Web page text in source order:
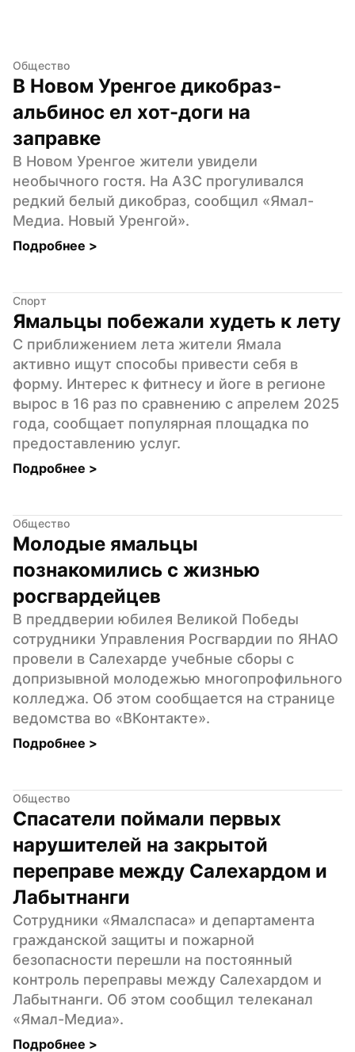
Общество
В Новом Уренгое дикобраз-
альбинос ел хот-доги на
заправке
В Новом Уренгое жители увидели
необычного гостя. На АЗС прогуливался
редкий белый дикобраз, сообщил «Ямал-
Медиа. Новый Уренгой».
Подробнее >
Спорт
Ямальцы побежали худеть к лету
С приближением лета жители Ямала
активно ищут способы привести себя в
форму. Интерес к фитнесу и йоге в регионе
вырос в 16 раз по сравнению с апрелем 2025
года, сообщает популярная площадка по
предоставлению услуг.
Подробнее >
Общество
Молодые ямальцы
познакомились с жизнью
росгвардейцев
В преддверии юбилея Великой Победы
сотрудники Управления Росгвардии по ЯНАО
провели в Салехарде учебные сборы с
допризывной молодежью многопрофильного
колледжа. Об этом сообщается на странице
ведомства во «ВКонтакте».
Подробнее >
Общество
Спасатели поймали первых
нарушителей на закрытой
переправе между Салехардом и
Лабытнанги
Сотрудники «Ямалспаса» и департамента
гражданской защиты и пожарной
безопасности перешли на постоянный
контроль переправы между Салехардом и
Лабытнанги. Об этом сообщил телеканал
«Ямал-Медиа».
Подробнее >